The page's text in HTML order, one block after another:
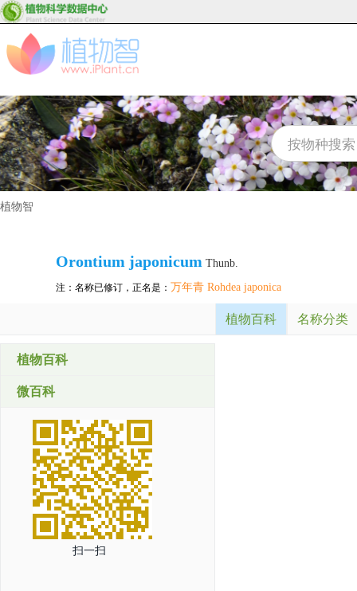
植物智
Orontium japonicum Thunb.
注：名称已修订，正名是： 万年青 Rohdea japonica
植物百科 名称分类
植物百科
微百科
扫一扫